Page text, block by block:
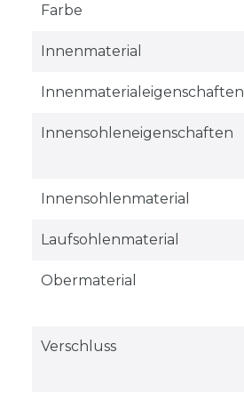
Farbe
Innenmaterial
Innenmaterialeigenschaften
Innensohleneigenschaften
Innensohlenmaterial
Laufsohlenmaterial
Obermaterial
Verschluss